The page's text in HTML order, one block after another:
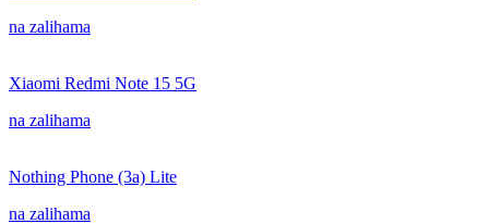
na zalihama
Xiaomi Redmi Note 15 5G
na zalihama
Nothing Phone (3a) Lite
na zalihama